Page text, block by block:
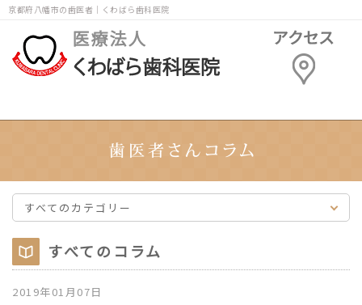
京都府八幡市の歯医者｜くわばら歯科医院
すべてのカテゴリー
すべてのコラム
2019年01月07日